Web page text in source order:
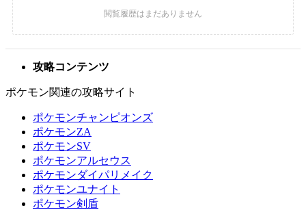
攻略コンテンツ
ポケモン関連の攻略サイト
ポケモンチャンピオンズ
ポケモンZA
ポケモンSV
ポケモンアルセウス
ポケモンダイパリメイク
ポケモンユナイト
ポケモン剣盾